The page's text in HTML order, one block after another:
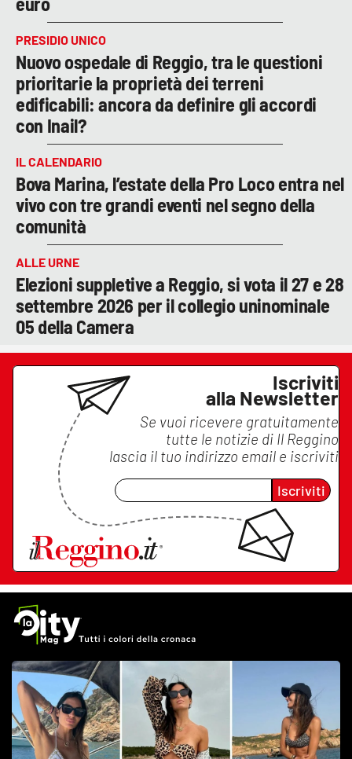
PRESIDIO UNICO
Nuovo ospedale di Reggio, tra le questioni
prioritarie la proprietà dei terreni
edificabili: ancora da definire gli accordi
con Inail?
IL CALENDARIO
Bova Marina, l’estate della Pro Loco entra nel
vivo con tre grandi eventi nel segno della
comunità
ALLE URNE
Elezioni suppletive a Reggio, si vota il 27 e 28
settembre 2026 per il collegio uninominale
05 della Camera
Iscriviti
alla Newsletter
Se vuoi ricevere gratuitamente
tutte le notizie di Il Reggino
lascia il tuo indirizzo email e iscriviti
Iscriviti